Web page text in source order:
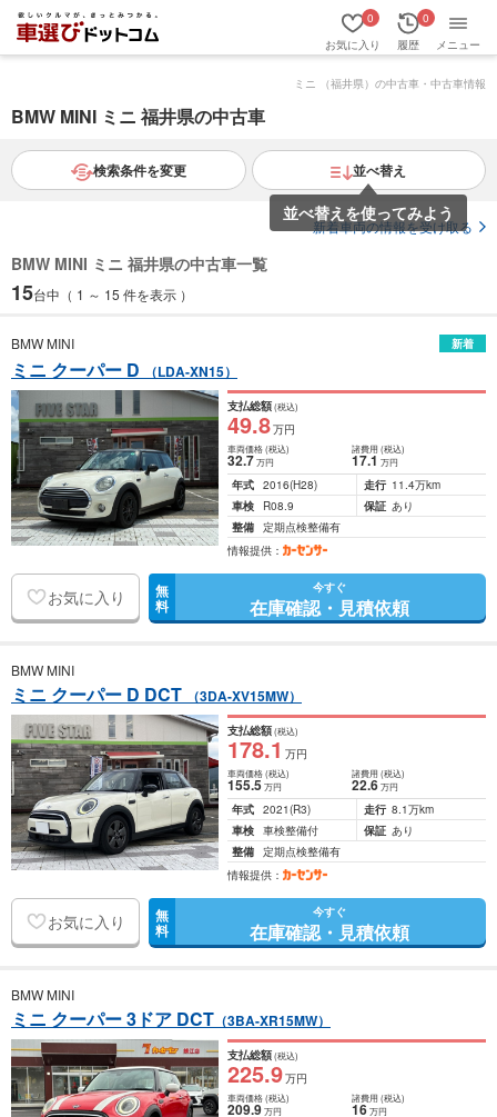
お気に入り
0
履歴
0
メニュー
ミニ （福井県）の中古車・中古車情報
BMW MINI ミニ 福井県の中古車
検索条件を変更 並べ替え
並べ替えを使ってみよう
新着車両の情報を受け取る
BMW MINI ミニ 福井県の中古車一覧
15台中（ 1 ～ 15 件を表示 ）
BMW MINI 新着
ミニ クーパー D （LDA-XN15）
支払総額(税込)
49.8万円
車両価格(税込)
32.7万円
諸費用 (税込)
17.1 万円
年式 2016(H28) 走行 11.4万km
車検
R08.9 保証 あり
整備 定期点検整備有
情報提供：
お気に入り 無
料
今すぐ
在庫確認・見積依頼
BMW MINI
ミニ クーパー D DCT （3DA-XV15MW）
支払総額(税込)
178.1 万円
車両価格(税込)
155.5万円
諸費用 (税込)
22.6 万円
年式 2021(R3) 走行 8.1万km
車検 車検整備付 保証 あり
整備 定期点検整備有
情報提供：
お気に入り 無
料
今すぐ
在庫確認・見積依頼
BMW MINI
ミニ クーパー 3ドア DCT （3BA-XR15MW）
支払総額(税込)
225.9万円
車両価格(税込)
209.9万円
諸費用 (税込)
16 万円